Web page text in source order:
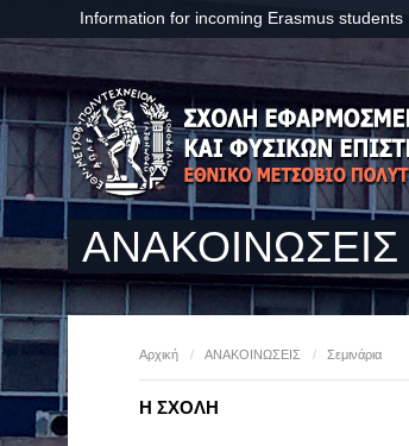
Information for incoming Erasmus students
ΑΝΑΚΟΙΝΩΣΕΙΣ
Αρχική / ΑΝΑΚΟΙΝΩΣΕΙΣ / Σεμινάρια
Η ΣΧΟΛΗ